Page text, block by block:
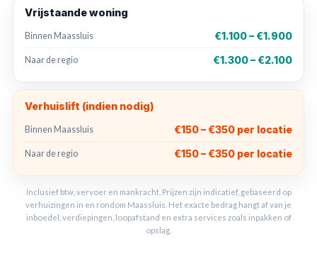
Vrijstaande woning
Binnen Maassluis €1.100 – €1.900
Naar de regio €1.300 – €2.100
Verhuislift (indien nodig)
Binnen Maassluis €150 – €350 per locatie
Naar de regio €150 – €350 per locatie
Inclusief btw, vervoer en mankracht. Prijzen zijn indicatief, gebaseerd op
verhuizingen in en rondom Maassluis. Het exacte bedrag hangt af van je
inboedel, verdiepingen, loopafstand en extra services zoals inpakken of
opslag.